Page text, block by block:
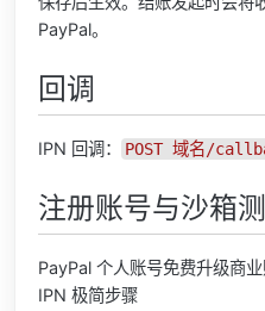
PayPal。
回调
IPN 回调： POST 域名/
注册账号与沙箱
PayPal 个人账号免费升级商
IPN 极简步骤